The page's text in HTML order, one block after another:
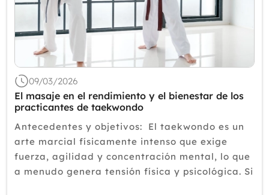
09/03/2026
El masaje en el rendimiento y el bienestar de los
practicantes de taekwondo
Antecedentes y objetivos: El taekwondo es un
arte marcial físicamente intenso que exige
fuerza, agilidad y concentración mental, lo que
a menudo genera tensión física y psicológica. Si